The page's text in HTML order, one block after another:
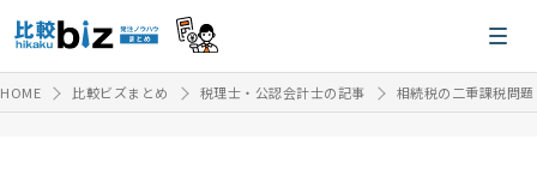
HOME 比較ビズまとめ 税理士・公認会計士の記事 相続税の二重課税問